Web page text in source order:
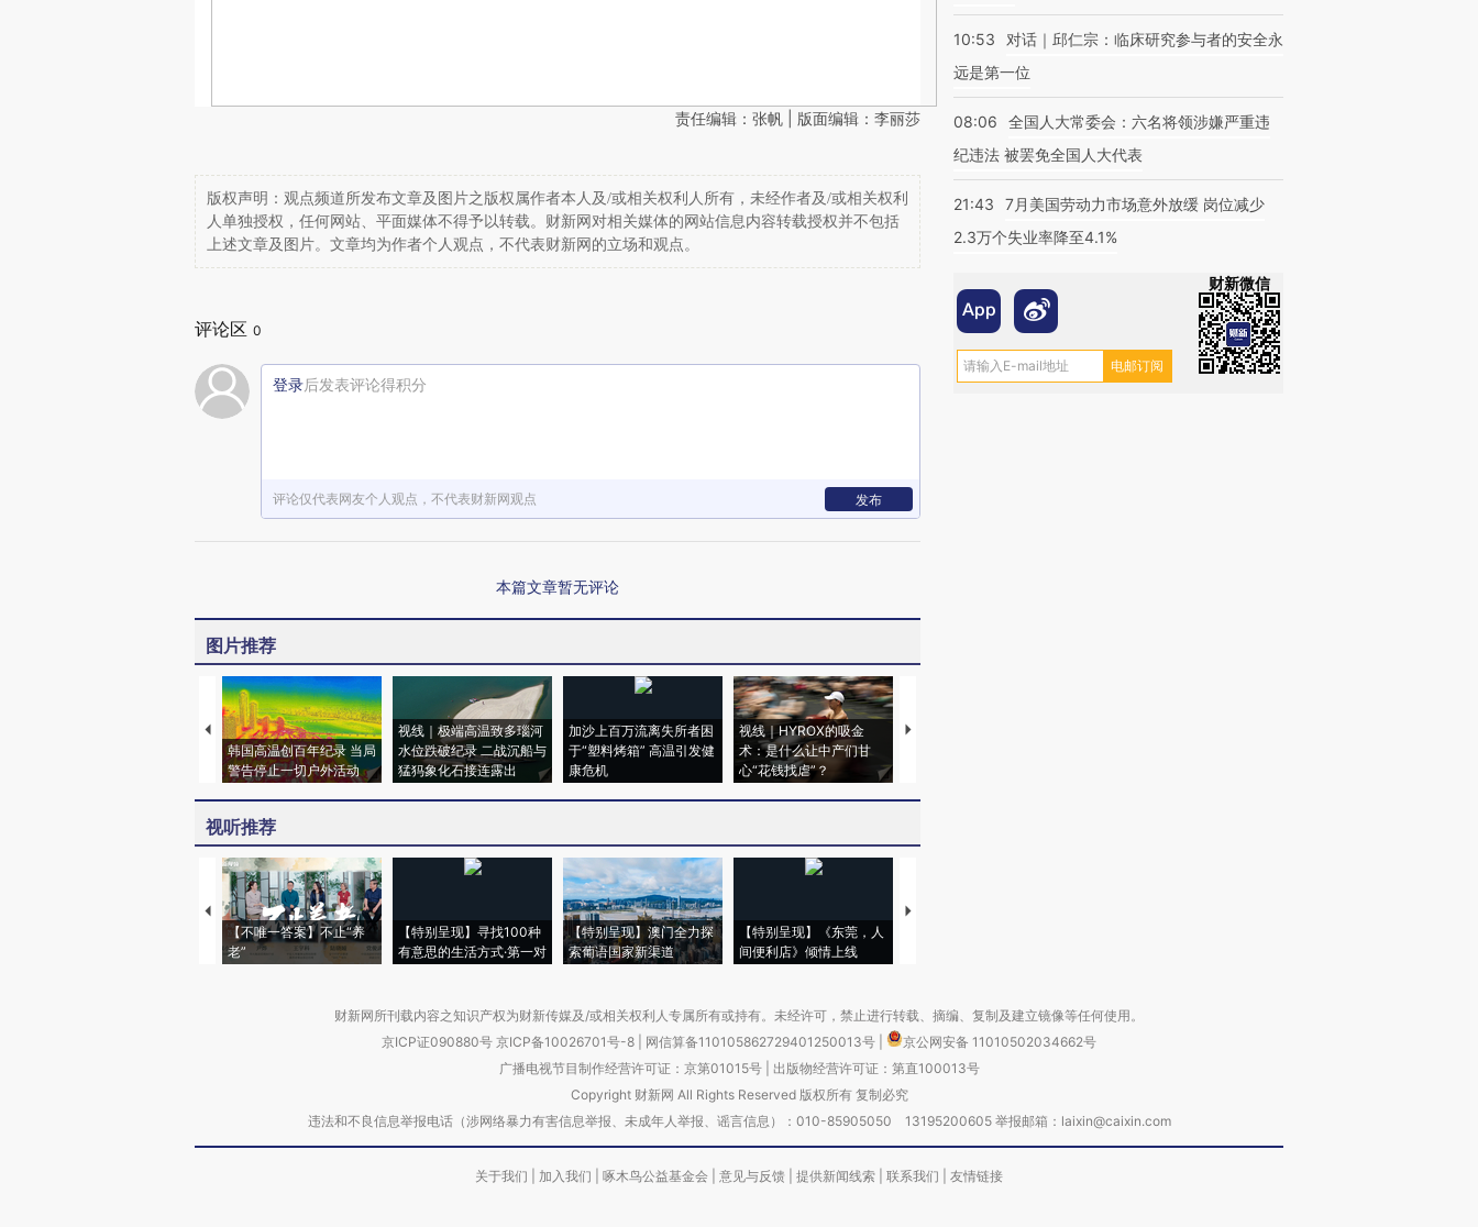
责任编辑：张帆 | 版面编辑：李丽莎
版权声明：观点频道所发布文章及图片之版权属作者本人及/或相关权利人所有，未经作者及/或相关权利
人单独授权，任何网站、平面媒体不得予以转载。财新网对相关媒体的网站信息内容转载授权并不包括
上述文章及图片。文章均为作者个人观点，不代表财新网的立场和观点。
评论区 0
登录后发表评论得积分
评论仅代表网友个人观点，不代表财新网观点 发布
本篇文章暂无评论
图片推荐
韩国高温创百年纪录 当局
警告停止一切户外活动
视线｜极端高温致多瑙河
水位跌破纪录 二战沉船与
猛犸象化石接连露出
加沙上百万流离失所者困
于“塑料烤箱” 高温引发健
康危机
视线｜HYROX的吸金
术：是什么让中产们甘
心“花钱找虐”？
马航飞行员跨国走私7万
视听推荐
【不唯一答案】不止“养
老”
【特别呈现】寻找100种
有意思的生活方式·第一对
【特别呈现】澳门全力探
索葡语国家新渠道
【特别呈现】《东莞，人
间便利店》倾情上线
【推广】走进第四届链博
10:53
对话｜邱仁宗：临床研究参与者的安全永
远是第一位
08:06
全国人大常委会：六名将领涉嫌严重违
纪违法 被罢免全国人大代表
21:43
7月美国劳动力市场意外放缓 岗位减少
2.3万个失业率降至4.1%
财新微信
财新网所刊载内容之知识产权为财新传媒及/或相关权利人专属所有或持有。未经许可，禁止进行转载、摘编、复制及建立镜像等任何使用。
京ICP证090880号 京ICP备10026701号-8 网信算备110105862729401250013号
京公网安备 11010502034662号
广播电视节目制作经营许可证：京第01015号| 出版物经营许可证：第直100013号
Copyright 财新网 All Rights Reserved 版权所有 复制必究
违法和不良信息举报电话（涉网络暴力有害信息举报、未成年人举报、谣言信息）：010-85905050 13195200605 举报邮箱：laixin@caixin.com
关于我们 加入我们 啄木鸟公益基金会 意见与反馈 提供新闻线索 联系我们 友情链接